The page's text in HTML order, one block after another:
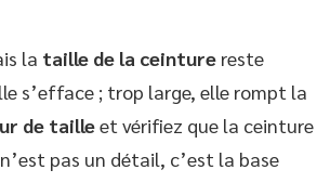
la taille de la ceinture reste
s’efface ; trop large, elle rompt la
de tailleet vérifiez que la ceinture
pas un détail, c’est la base